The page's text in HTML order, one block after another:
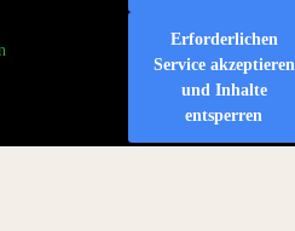
Erforderlichen
Service akzeptieren
und Inhalte
entsperren